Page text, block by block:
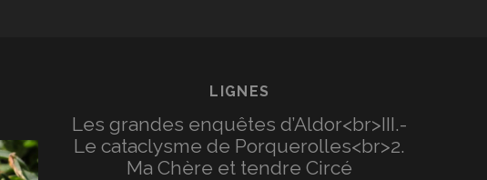
LIGNES
Les grandes enquêtes d’Aldor<br>III.-
Le cataclysme de Porquerolles<br>2.
Ma Chère et tendre Circé